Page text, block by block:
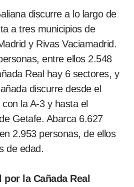
discurre a lo largo de
a tres municipios de
y Rivas Vaciamadrid.
entre ellos 2.548
Real hay 6 sectores, y
discurre desde el
la A-3 y hasta el
Getafe. Abarca 6.627
2.953 personas, de ellos
de edad.
la Cañada Real